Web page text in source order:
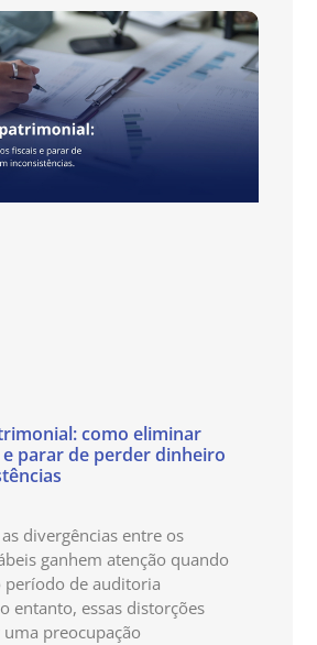
como eliminar
parar de perder dinheiro
divergências entre os
ganhem atenção quando
período de auditoria
entanto, essas distorções
preocupação